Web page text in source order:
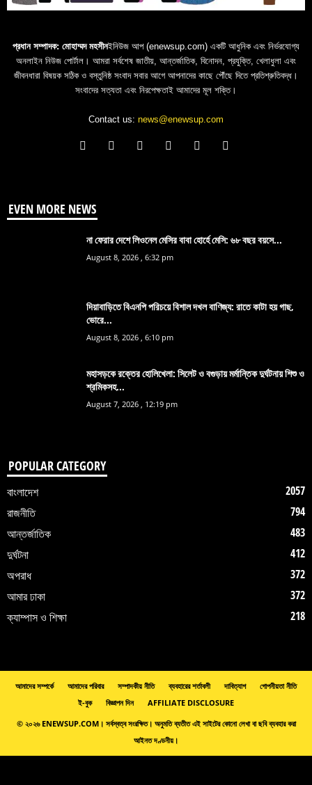
প্রধান সম্পাদক: মোহাম্মদ মহসীনইনিউজ আপ (enewsup.com) একটি আধুনিক এবং নির্ভরযোগ্য
অনলাইন নিউজ পোর্টাল। আমরা সর্বশেষ জাতীয়, আন্তর্জাতিক, বিনোদন, প্রযুক্তি, খেলাধুলা এবং
জীবনধারা বিষয়ক সঠিক ও বস্তুনিষ্ঠ সংবাদ সবার আগে আপনাদের কাছে পৌঁছে দিতে প্রতিশ্রুতিবদ্ধ।
সংবাদের সত্যতা এবং নিরপেক্ষতাই আমাদের মূল শক্তি।
Contact us: news@enewsup.com
EVEN MORE NEWS
না ফেরার দেশে লিওনেল মেসির বাবা হোর্হে মেসি: ৬৮ বছর বয়সে...
August 8, 2026 , 6:32 pm
দিয়াবাড়িতে বিএনপি পরিচয়ে বিশাল দখল বাণিজ্য: রাতে কাটা হয় গাছ,
ভোরে...
August 8, 2026 , 6:10 pm
মহাসড়কে রক্তের হোলিখেলা: সিলেট ও বগুড়ায় মর্মান্তিক দুর্ঘটনায় শিশু ও
শ্রমিকসহ...
August 7, 2026 , 12:19 pm
POPULAR CATEGORY
বাংলাদেশ
2057
রাজনীতি
794
আন্তর্জাতিক
483
দুর্ঘটনা
412
অপরাধ
372
আমার ঢাকা
372
ক্যাম্পাস ও শিক্ষা
218
আমাদের সম্পর্কে আমাদের পরিবার সম্পাদকীয় নীতি ব্যবহারের শর্তাবলী দাবিত্যাগ
গোপনীয়তা নীতি
ই-বুক
বিজ্ঞাপন দিন
AFFILIATE DISCLOSURE
© ২০২৬ ENEWSUP.COM। সর্বস্বত্ব সংরক্ষিত। অনুমতি ব্যতীত এই সাইটের কোনো লেখা বা ছবি ব্যবহার করা
আইনত দণ্ডনীয়।